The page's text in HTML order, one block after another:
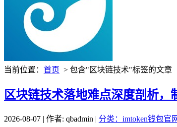
当前位置： 首页 > 包含"区块链技术"标签的文章
区块链技术落地难点深度剖析
2026-08-07 | 作者: qbadmin | 分类：imtoken钱包官